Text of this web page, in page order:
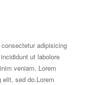
adipisicing
ut labolore
veniam. Lorem
sed do.Lorem